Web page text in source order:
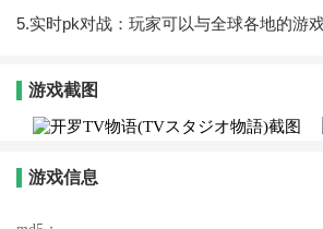
5.实时pk对战：玩家可以与全球各地的游
游戏截图
游戏信息